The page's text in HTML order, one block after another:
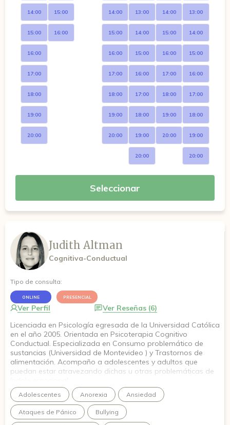
14:00
15:00
16:00
17:00
18:00
19:00
20:00
15:00
16:00
14:00
15:00
16:00
17:00
18:00
19:00
20:00
13:00
14:00
15:00
16:00
17:00
18:00
19:00
20:00
14:00
15:00
16:00
17:00
18:00
19:00
20:00
13:00
14:00
15:00
16:00
17:00
18:00
19:00
20:00
Seleccionar
Judith Altman
Cognitiva-Conductual
Tipo de consulta:
ONLINE PRESENCIAL
Ver Perfil
Ver Reseñas (6)
Licenciada en Psicología egresada de la Universidad Católica
en el año 2005. Orientada en Psicoterapia Cognitivo
Conductual. Especializada en Consumo problemático de
sustancias (Universidad de Montevideo ) y Trastornos de
alimentación. Acompaño a adolescentes y adultos que
puedan estar atravezando dichas u otras problemáticas de
Adolescentes Anorexia Ansiedad
Ataques de Pánico Bullying